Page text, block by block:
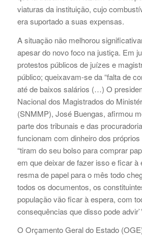
viaturas da instituição, cujo
era suportado a suas expensas.
A situação não melhorou
apesar do novo foco na justiça. Em
protestos públicos de juízes e
público; queixavam-se da “falta de
até de baixos salários (…) O
Nacional dos Magistrados do
(SNMMP), José Buengas, afirmou
parte dos tribunais e das
funcionam com dinheiro dos
“tiram do seu bolso para comprar
em que deixar de fazer isso e ficar à
resma de papel para o mês todo
todos os documentos, os
população vão ficar à espera, com
consequências que disso pode
O Orçamento Geral do Estado